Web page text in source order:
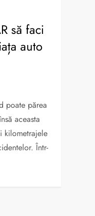
să faci
auto
poate părea
aceasta
kilometrajele
Într-